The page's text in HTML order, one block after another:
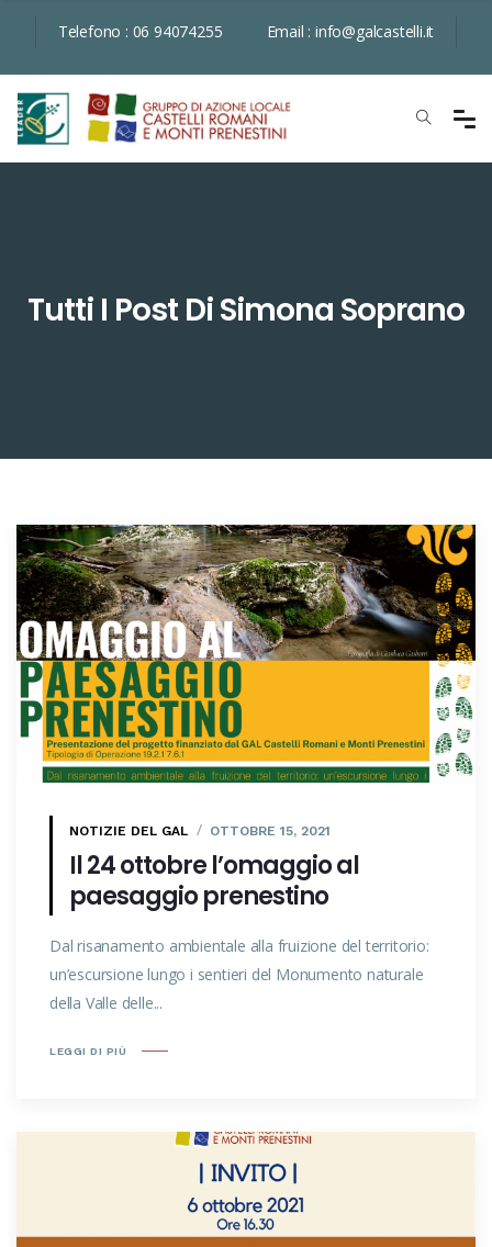
Telefono : 06 94074255 Email : info@galcastelli.it
Tutti I Post Di Simona Soprano
NOTIZIE DEL GAL OTTOBRE 15, 2021
Il 24 ottobre l’omaggio al
paesaggio prenestino
Dal risanamento ambientale alla fruizione del territorio:
un’escursione lungo i sentieri del Monumento naturale
della Valle delle...
LEGGI DI PIÙ